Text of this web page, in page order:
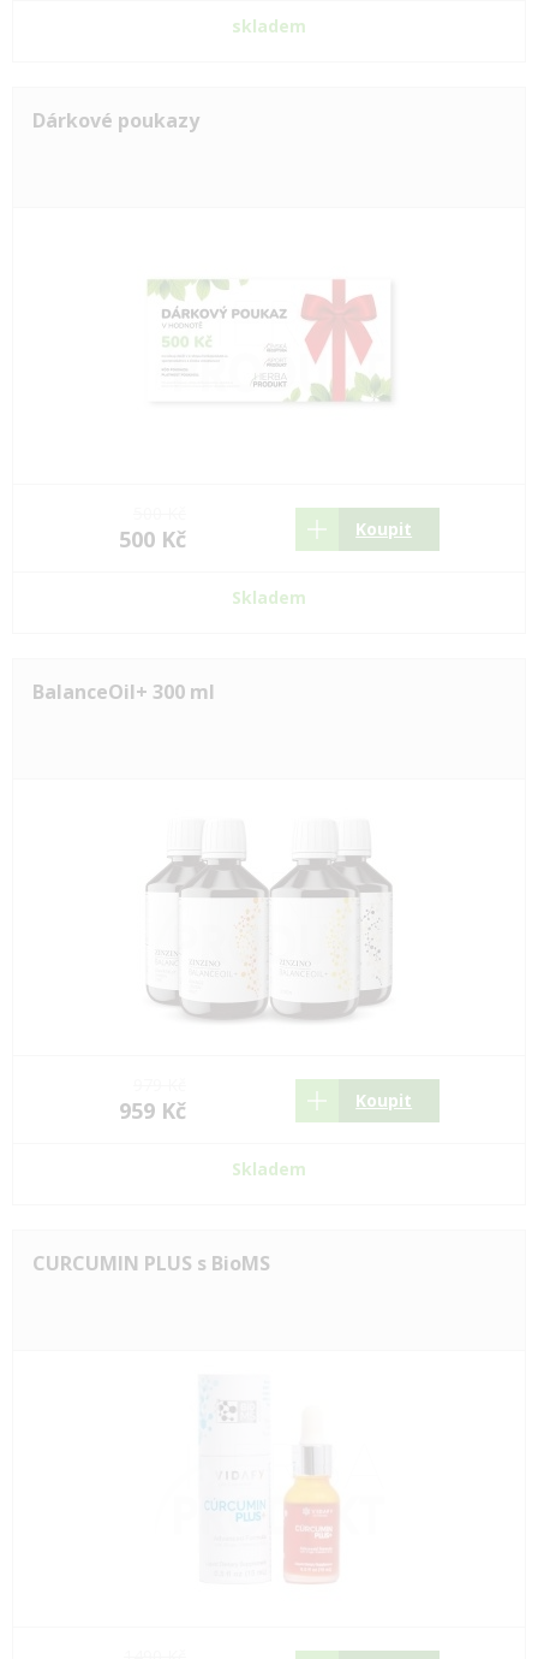
skladem
Dárkové poukazy
500 Kč Koupit
Skladem
BalanceOil+ 300 ml
959 Kč Koupit
Skladem
CURCUMIN PLUS s BioMS